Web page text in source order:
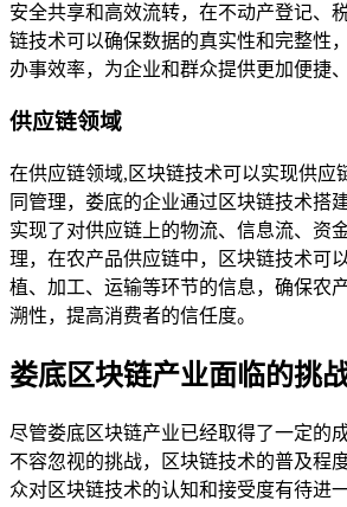
安全共享和高效流转，在不动产登记、
链技术可以确保数据的真实性和完整性
办事效率，为企业和群众提供更加便捷
供应链领域
在供应链领域,区块链技术可以实现供应
同管理，娄底的企业通过区块链技术搭
实现了对供应链上的物流、信息流、资
理，在农产品供应链中，区块链技术可
植、加工、运输等环节的信息，确保农
溯性，提高消费者的信任度。
娄底区块链产业面临的挑
尽管娄底区块链产业已经取得了一定的
不容忽视的挑战，区块链技术的普及程
众对区块链技术的认知和接受度有待进